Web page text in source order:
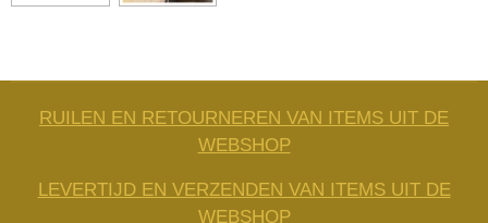
RUILEN EN RETOURNEREN VAN ITEMS UIT DE
WEBSHOP
LEVERTIJD EN VERZENDEN VAN ITEMS UIT DE
WEBSHOP